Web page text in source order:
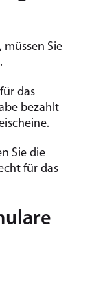
Sie
das
bezahlt
Sie die
für das